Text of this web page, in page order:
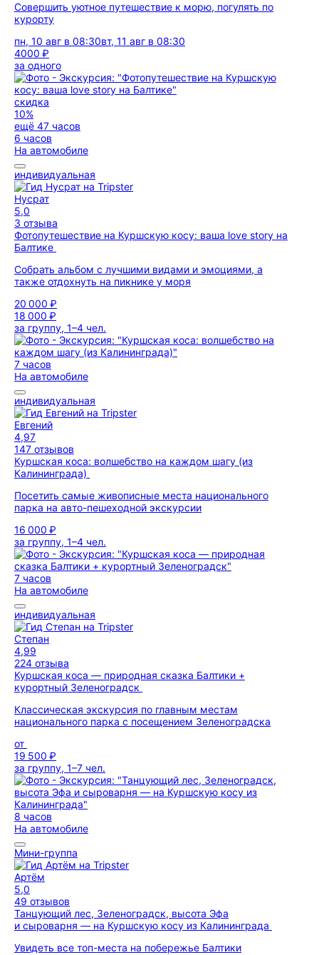
Совершить уютное путешествие к морю, погулять по
курорту
пн, 10 авг в 08:30вт, 11 авг в 08:30
4000 ₽
за одного
скидка
10%
ещё 47 часов
6 часов
На автомобиле
индивидуальная
Нусрат
5,0
3 отзыва
Фотопутешествие на Куршскую косу: ваша love story на
Балтике
Собрать альбом с лучшими видами и эмоциями, а
также отдохнуть на пикнике у моря
20 000 ₽
18 000 ₽
за группу, 1–4 чел.
7 часов
На автомобиле
индивидуальная
Евгений
4,97
147 отзывов
Куршская коса: волшебство на каждом шагу (из
Калининграда)
Посетить самые живописные места национального
парка на авто-пешеходной экскурсии
16 000 ₽
за группу, 1–4 чел.
7 часов
На автомобиле
индивидуальная
Степан
4,99
224 отзыва
Куршская коса — природная сказка Балтики +
курортный Зеленоградск
Классическая экскурсия по главным местам
национального парка с посещением Зеленоградска
от
19 500 ₽
за группу, 1–7 чел.
8 часов
На автомобиле
Мини-группа
Артём
5,0
49 отзывов
Танцующий лес, Зеленоградск, высота Эфа
и сыроварня — на Куршскую косу из Калининграда
Увидеть все топ-места на побережье Балтики